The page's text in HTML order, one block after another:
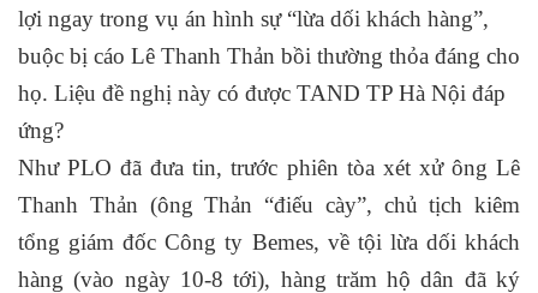
lợi ngay trong vụ án hình sự “lừa dối khách hàng”,
buộc bị cáo Lê Thanh Thản bồi thường thỏa đáng cho
họ. Liệu đề nghị này có được TAND TP Hà Nội đáp
ứng?
Như PLO đã đưa tin, trước phiên tòa xét xử ông Lê
Thanh Thản (ông Thản “điếu cày”, chủ tịch kiêm
tổng giám đốc Công ty Bemes, về tội lừa dối khách
hàng (vào ngày 10-8 tới), hàng trăm hộ dân đã ký